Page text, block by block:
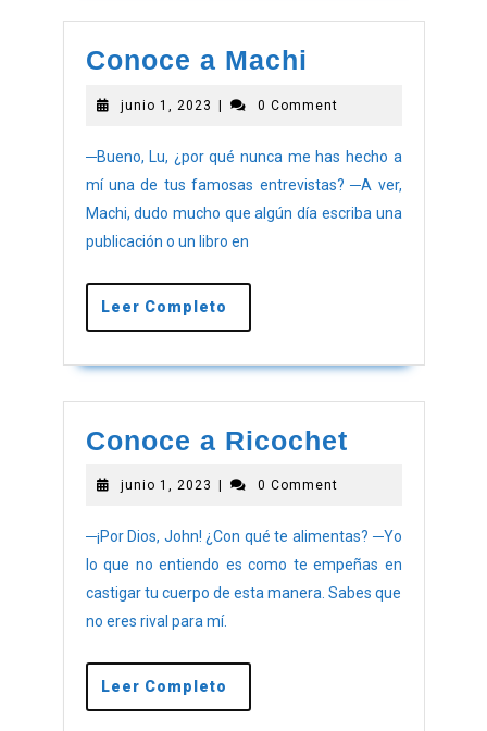
Conoce a Machi
junio 1, 2023 | 0 Comment
─Bueno, Lu, ¿por qué nunca me has hecho a
mí una de tus famosas entrevistas? ─A ver,
Machi, dudo mucho que algún día escriba una
publicación o un libro en
Leer Completo
Conoce a Ricochet
junio 1, 2023 0 Comment
─¡Por Dios, John! ¿Con qué te alimentas? ─Yo
lo que no entiendo es como te empeñas en
castigar tu cuerpo de esta manera. Sabes que
no eres rival para mí.
Leer Completo